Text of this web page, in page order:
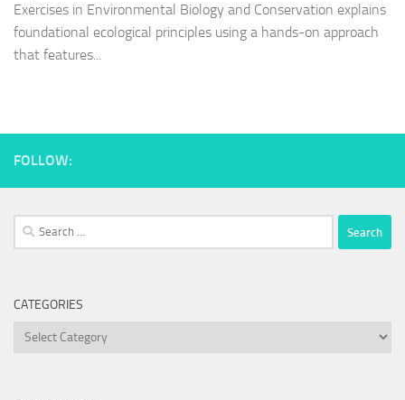
Exercises in Environmental Biology and Conservation explains
foundational ecological principles using a hands-on approach
that features...
FOLLOW:
Search
for:
CATEGORIES
Categories